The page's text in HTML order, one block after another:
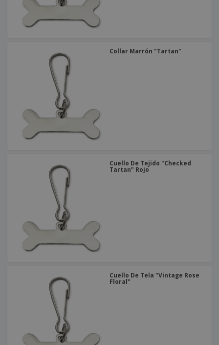
Collar Marrón "Tartan"
Cuello De Tejido "Checked
Tartan" Rojo
Cuello De Tela "Vintage Rose
Floral"